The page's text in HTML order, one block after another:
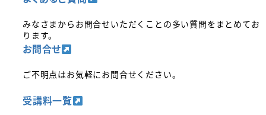
みなさまからお問合せいただくことの多い質問をまとめてお
ります。
お問合せ
ご不明点はお気軽にお問合せください。
受講料一覧